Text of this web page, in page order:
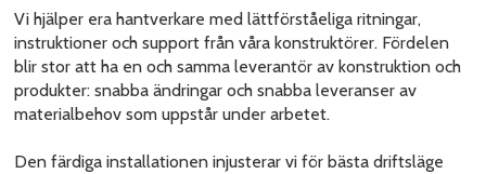
Vi hjälper era hantverkare med lättförståeliga ritningar,
instruktioner och support från våra konstruktörer. Fördelen
blir stor att ha en och samma leverantör av konstruktion och
produkter: snabba ändringar och snabba leveranser av
materialbehov som uppstår under arbetet.
Den färdiga installationen injusterar vi för bästa driftsläge